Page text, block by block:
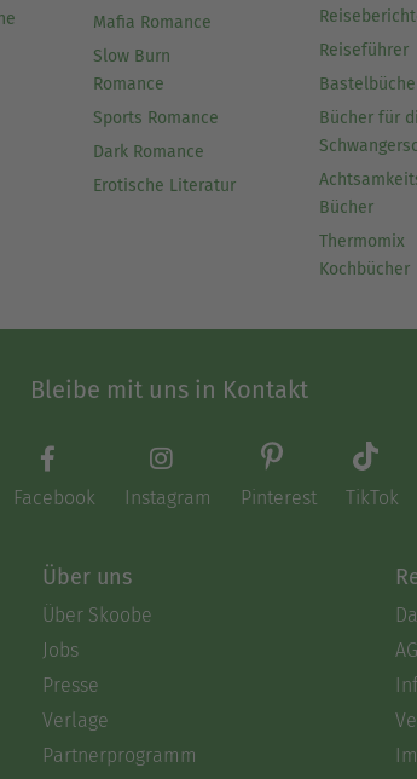
Mafia Romance
Slow Burn
Romance
Sports Romance
Dark Romance
Erotische Literatur
Reiseführer
Bücher für
Bücher
Thermomix
Kochbücher
Bleibe mit uns in Kontakt
Facebook Instagram Pinterest TikTok
Über uns
Über Skoobe
Jobs
Presse
Verlage
Partnerprogramm